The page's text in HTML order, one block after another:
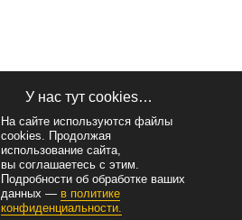
У нас тут cookies…
На сайте используются файлы
cookies. Продолжая
использование сайта,
вы соглашаетесь с этим.
Подробности об обработке ваших
данных — в политике
конфиденциальности.